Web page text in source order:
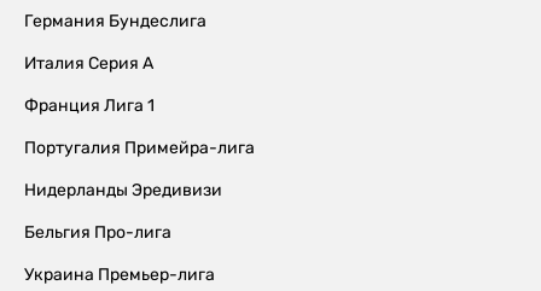
Германия Бундеслига
Италия Серия А
Франция Лига 1
Португалия Примейра-лига
Нидерланды Эредивизи
Бельгия Про-лига
Украина Премьер-лига